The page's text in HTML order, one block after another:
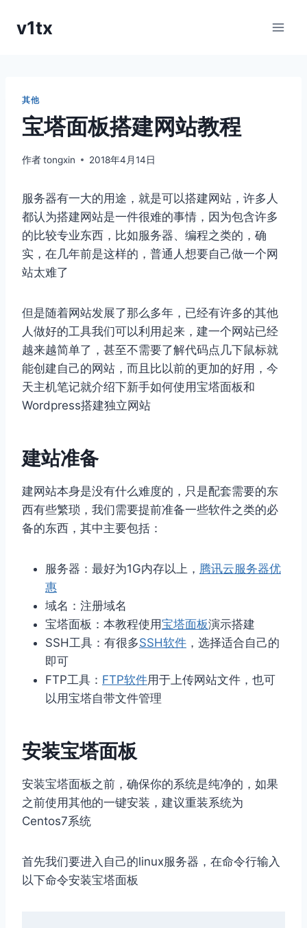
v1tx
其他
宝塔面板搭建网站教程
作者tongxin 2018年4月14日
服务器有一大的用途，就是可以搭建网站，许多人
都认为搭建网站是一件很难的事情，因为包含许多
的比较专业东西，比如服务器、编程之类的，确
实，在几年前是这样的，普通人想要自己做一个网
站太难了
但是随着网站发展了那么多年，已经有许多的其他
人做好的工具我们可以利用起来，建一个网站已经
越来越简单了，甚至不需要了解代码点几下鼠标就
能创建自己的网站，而且比以前的更加的好用，今
天主机笔记就介绍下新手如何使用宝塔面板和
Wordpress搭建独立网站
建站准备
建网站本身是没有什么难度的，只是配套需要的东
西有些繁琐，我们需要提前准备一些软件之类的必
备的东西，其中主要包括：
服务器：最好为1G内存以上， 腾讯云服务器优
惠
域名：注册域名
宝塔面板：本教程使用宝塔面板演示搭建
SSH工具：有很多SSH软件 ，选择适合自己的
即可
FTP工具： FTP软件用于上传网站文件，也可
以用宝塔自带文件管理
安装宝塔面板
安装宝塔面板之前，确保你的系统是纯净的，如果
之前使用其他的一键安装，建议重装系统为
Centos7系统
首先我们要进入自己的linux服务器，在命令行输入
以下命令安装宝塔面板